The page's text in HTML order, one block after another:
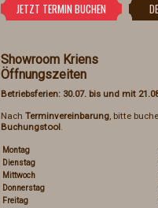
Showroom Kriens
Öffnungszeiten
Betriebsferien: 30.07. bis und mit
Nach Terminvereinbarung, bitte
Buchungstool.
Montag
Dienstag
Mittwoch
Donnerstag
Freitag